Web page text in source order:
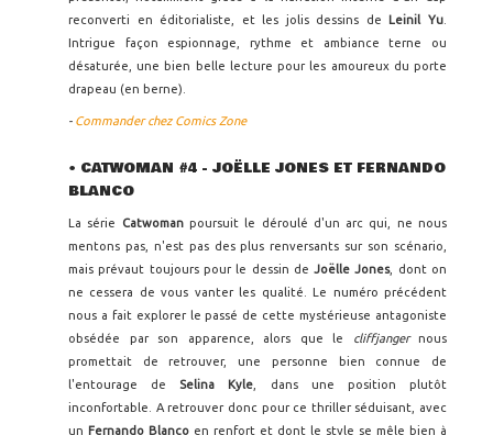
reconverti en éditorialiste, et les jolis dessins de Leinil Yu
Intrigue façon espionnage, rythme et ambiance terne ou
désaturée, une bien belle lecture pour les amoureux du porte
drapeau (en berne).
- Commander chez Comics Zone
• CATWOMAN #4 - JOËLLE JONES ET FERNANDO
BLANCO
La série Catwoman poursuit le déroulé d'un arc qui, ne nous
mentons pas, n'est pas des plus renversants sur son scénario,
mais prévaut toujours pour le dessin deJoëlle Jones, dont on
ne cessera de vous vanter les qualité. Le numéro précédent
nous a fait explorer le passé de cette mystérieuse antagoniste
obsédée par son apparence, alors que le
cliffjangernous
promettait de retrouver, une personne bien connue de
l'entourage de Selina Kyle , dans une position plutôt
inconfortable. A retrouver donc pour ce thriller séduisant, avec
un Fernando Blanco en renfort et dont le style se mêle bien à